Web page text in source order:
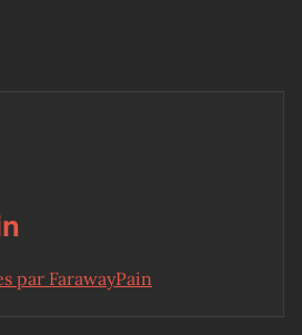
par FarawayPain